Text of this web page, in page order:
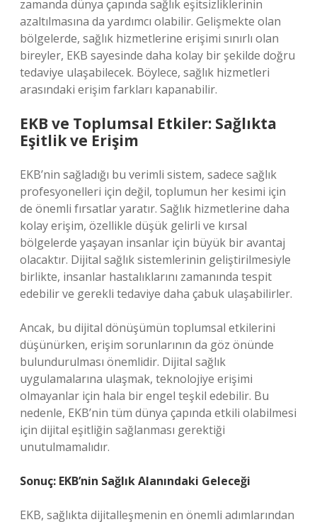
zamanda dünya çapında sağlık eşitsizliklerinin
azaltılmasına da yardımcı olabilir. Gelişmekte olan
bölgelerde, sağlık hizmetlerine erişimi sınırlı olan
bireyler, EKB sayesinde daha kolay bir şekilde doğru
tedaviye ulaşabilecek. Böylece, sağlık hizmetleri
arasındaki erişim farkları kapanabilir.
EKB ve Toplumsal Etkiler: Sağlıkta
Eşitlik ve Erişim
EKB’nin sağladığı bu verimli sistem, sadece sağlık
profesyonelleri için değil, toplumun her kesimi için
de önemli fırsatlar yaratır. Sağlık hizmetlerine daha
kolay erişim, özellikle düşük gelirli ve kırsal
bölgelerde yaşayan insanlar için büyük bir avantaj
olacaktır. Dijital sağlık sistemlerinin geliştirilmesiyle
birlikte, insanlar hastalıklarını zamanında tespit
edebilir ve gerekli tedaviye daha çabuk ulaşabilirler.
Ancak, bu dijital dönüşümün toplumsal etkilerini
düşünürken, erişim sorunlarının da göz önünde
bulundurulması önemlidir. Dijital sağlık
uygulamalarına ulaşmak, teknolojiye erişimi
olmayanlar için hala bir engel teşkil edebilir. Bu
nedenle, EKB’nin tüm dünya çapında etkili olabilmesi
için dijital eşitliğin sağlanması gerektiği
unutulmamalıdır.
Sonuç: EKB’nin Sağlık Alanındaki Geleceği
EKB, sağlıkta dijitalleşmenin en önemli adımlarından